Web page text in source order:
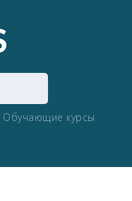
Обучающие курсы